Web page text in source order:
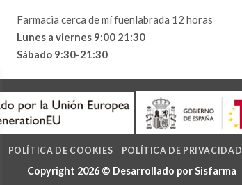
Farmacia cerca de mí fuenlabrada 12 horas
Lunes a viernes 9:00 21:30
Sábado 9:30-21:30
POLÍTICA DE COOKIES POLÍTICA DE PRIVACIDAD
Copyright 2026 © Desarrollado porSisfarma